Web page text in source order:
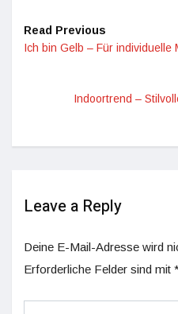
Read Previous
Ich bin Gelb – Für individuelle
Indoortrend –
Leave a Reply
Deine E-Mail-Adresse wird
Erforderliche Felder sind mit